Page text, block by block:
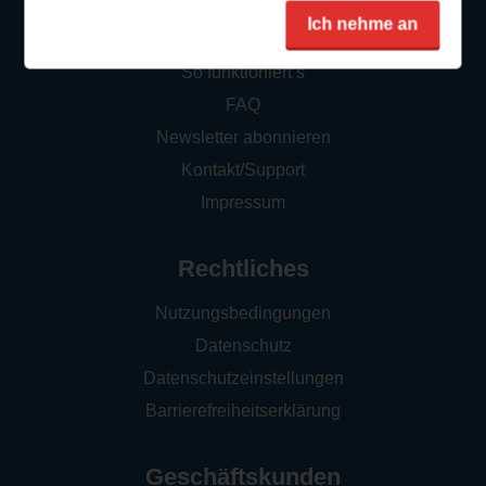
Ich nehme an
So funktioniert‘s
FAQ
Newsletter abonnieren
Kontakt/Support
Impressum
Rechtliches
Nutzungsbedingungen
Datenschutz
Datenschutzeinstellungen
Barrierefreiheitserklärung
Geschäftskunden